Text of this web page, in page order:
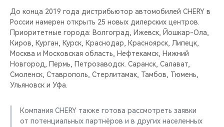
CHERY И СПОРТ
НАШИ МЕРОПРИЯТИЯ
ВИДЕООБЗОРЫ
До конца 2019 года дистрибьютор автомобилей CHERY в
России намерен открыть 25 новых дилерских центров.
Приоритетные города: Волгоград, Ижевск, Йошкар-Ола,
Киров, Курган, Курск, Краснодар, Красноярск, Липецк,
Москва и Московская область, Нефтекамск, Нижний
Новгород, Пермь, Петрозаводск. Саранск, Салават,
Смоленск, Ставрополь, Стерлитамак, Тамбов, Тюмень,
Ульяновск и Уфа.
Компания CHERY также готова рассмотреть заявки
от потенциальных партнёров и в других населенных